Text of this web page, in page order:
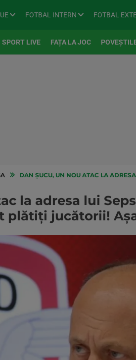
FOTBAL INTERN FOTBAL
SPORT LIVE FAȚA LA JOC
DAN ȘUCU, UN NOU ATAC LA ADRESA LUI SEPSI: "DIN
la adresa lui
plătiți jucătorii!